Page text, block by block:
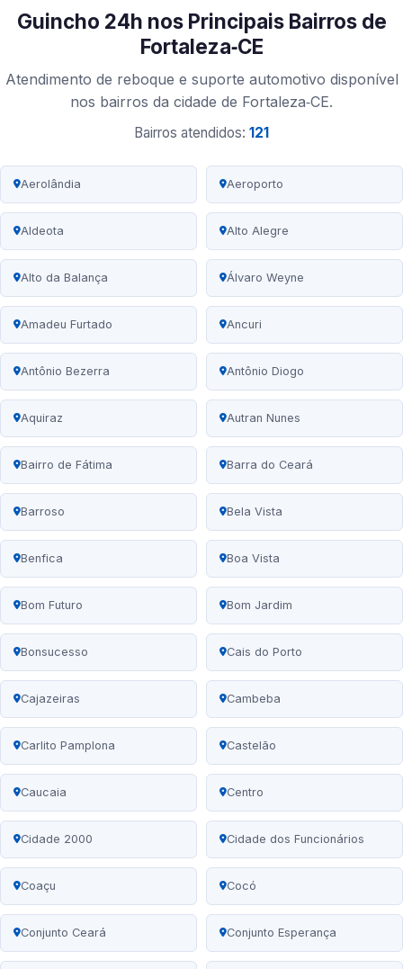
Guincho 24h nos Principais Bairros de
Fortaleza‑CE
Atendimento de reboque e suporte automotivo disponível
nos bairros da cidade de Fortaleza‑CE.
Bairros atendidos: 121
Aerolândia Aeroporto
Aldeota Alto Alegre
Alto da Balança Álvaro Weyne
Amadeu Furtado Ancuri
Antônio Bezerra Antônio Diogo
Aquiraz Autran Nunes
Bairro de Fátima Barra do Ceará
Barroso Bela Vista
Benfica Boa Vista
Bom Futuro Bom Jardim
Bonsucesso Cais do Porto
Cajazeiras Cambeba
Carlito Pamplona Castelão
Caucaia Centro
Cidade 2000 Cidade dos Funcionários
Coaçu Cocó
Conjunto Ceará Conjunto Esperança